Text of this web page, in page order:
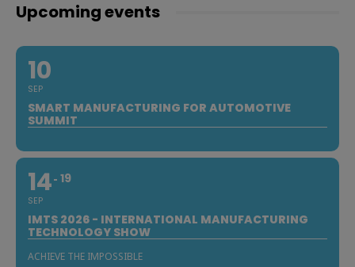
Upcoming events
10
SEP
SMART MANUFACTURING FOR AUTOMOTIVE
SUMMIT
14
SEP
19
IMTS 2026 - INTERNATIONAL MANUFACTURING
TECHNOLOGY SHOW
ACHIEVE THE IMPOSSIBLE